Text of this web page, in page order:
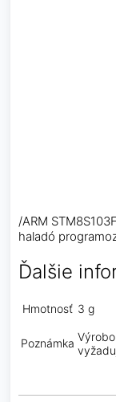
/ARM
haladó
Ďalšie
Hmotnosť 3 g
Poznámka